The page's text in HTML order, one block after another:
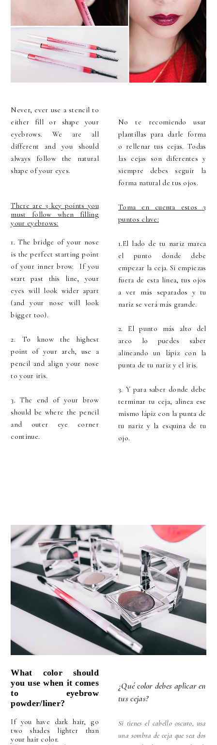
Never, ever use a stencil to
either fill or shape your
eyebrows. We are all
different and you should
always follow the natural
shape of your eyes.
There are 3 key points you
must follow when filling
your eyebrows:
1. The bridge of your nose
is the perfect starting point
of your inner brow. If you
start past this line, your
eyes will look wider apart
(and your nose will look
bigger too).
2. To know the highest
point of your arch, use a
pencil and align your nose
to your iris.
3. The end of your brow
should be where the pencil
and outer eye corner
continue.
No te recomiendo usar
plantillas para darle forma
o rellenar tus cejas. Todas
las cejas son diferentes y
siempre debes seguir la
forma natural de tus ojos.
Toma en cuenta estos 3
puntos clave:
1.El lado de tu nariz marca
el punto donde debe
empezar la ceja. Si empiezas
fuera de esta linea, tus ojos
a ver más separados y tu
nariz se verá más grande.
2. El punto más alto del
arco lo puedes saber
alineando un lápiz con la
punta de tu nariz y el iris.
3. Y para saber donde debe
terminar tu ceja, alinea ese
mismo lápiz con la punta de
tu nariz y la esquina de tu
ojo.
What color should
you use when it comes
to eyebrow
powder/liner?
If you have dark hair, go
two shades lighter than
your hair color.
¿Qué color debes aplicar en
tus cejas?
Si tienes el cabello oscuro, usa
una sombra de ceja que sea dos